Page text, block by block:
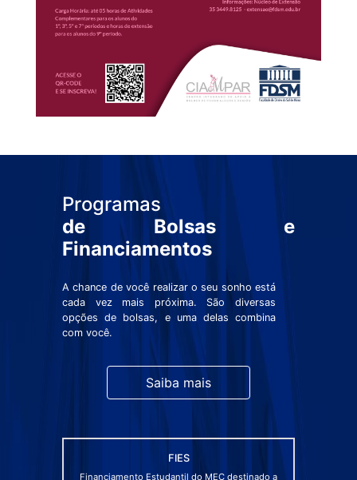
Programas
de Bolsas e
Financiamentos
A chance de você realizar o seu sonho está
cada vez mais próxima. São diversas
opções de bolsas, e uma delas combina
com você.
Saiba mais
FIES
Financiamento Estudantil do MEC destinado a